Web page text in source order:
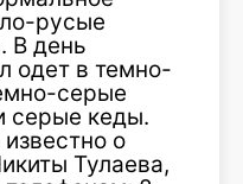
русые
В день
одет в темно-
серые
серые кеды.
о
Тулаева,